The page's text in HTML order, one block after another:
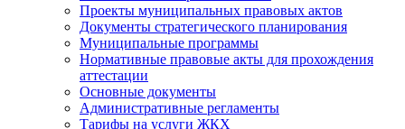
Проекты муниципальных правовых актов
Документы стратегического планирования
Муниципальные программы
Нормативные правовые акты для прохождения
аттестации
Основные документы
Административные регламенты
Тарифы на услуги ЖКХ